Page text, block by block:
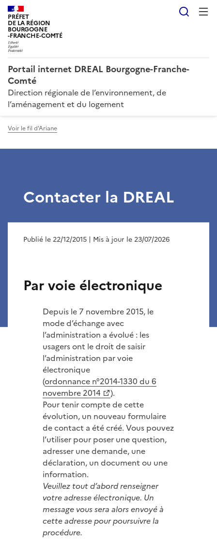
PRÉFET
DE LA RÉGION
BOURGOGNE
-FRANCHE-COMTÉ
Portail internet DREAL Bourgogne-Franche-
Comté
Direction régionale de l’environnement, de
l’aménagement et du logement
Voir le fil d'Ariane
Contacter la DREAL
Publié le 22/12/2015 | Mis à jour le 23/07/2026
Par voie électronique
Depuis le 7 novembre 2015, le
mode d’échange avec
l’administration a évolué : les
usagers ont le droit de saisir
l’administration par voie
électronique
(ordonnance n°2014-1330 du 6
novembre 2014
).
Pour tenir compte de cette
évolution, un nouveau formulaire
de contact a été créé. Vous pouvez
l’utiliser pour poser une question,
adresser une demande, une
déclaration, un document ou une
information.
Veuillez tout d’abord renseigner
votre adresse électronique. Un
message vous sera alors envoyé à
cette adresse pour poursuivre la
procédure.